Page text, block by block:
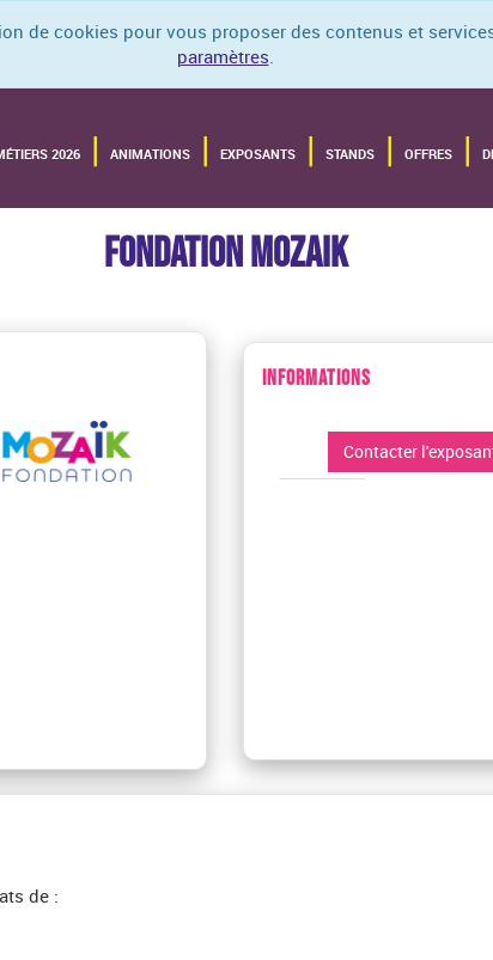
de cookies pour vous proposer des contenus et
paramètres.
2026 ANIMATIONS EXPOSANTS STANDS OFFRES
FONDATION MOZAIK
INFORMATIONS
Contacter
de :